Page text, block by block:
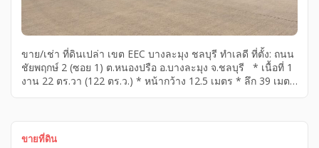
ขาย/เช่า ที่ดินเปล่า เขต EEC บางละมุง ชลบุรี ทำเลดี ที่ตั้ง: ถนน
ชัยพฤกษ์ 2 (ซอย 1) ต.หนองปรือ อ.บางละมุง จ.ชลบุรี * เนื้อที่ 1
งาน 22 ตร.วา (122 ตร.ว.) * หน้ากว้าง 12.5 เมตร * ลึก 39 เมตร
[…]
ขายที่ดิน